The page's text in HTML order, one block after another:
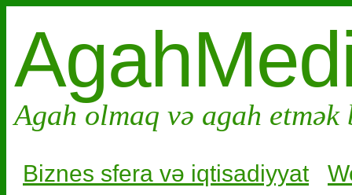
Agah olmaq və agah
Biznes sfera və iqtisadiyyat